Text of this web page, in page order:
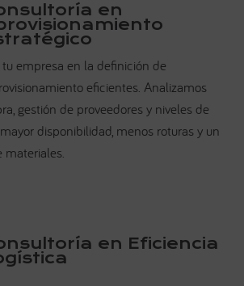
en
empresa en la definición de
eficientes. Analizamos
gestión de proveedores y niveles de
disponibilidad, menos roturas y un
materiales.
en Eficiencia